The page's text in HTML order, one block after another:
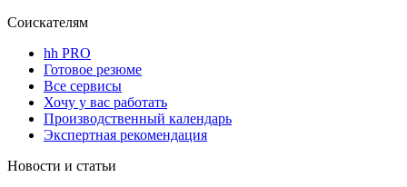
Соискателям
hh PRO
Готовое резюме
Все сервисы
Хочу у вас работать
Производственный календарь
Экспертная рекомендация
Новости и статьи